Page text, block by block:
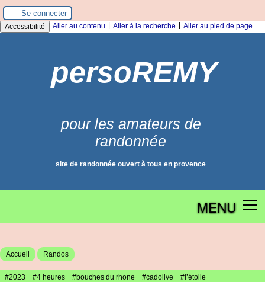
Panneau de gestion des cookies
Se connecter
Accessibilité Aller au contenu Aller à la recherche Aller au pied de page
persoREMY
pour les amateurs de
randonnée
site de randonnée ouvert à tous en provence
MENU
Accueil Randos
#2023 #4 heures #bouches du rhone #cadolive #l’étoile